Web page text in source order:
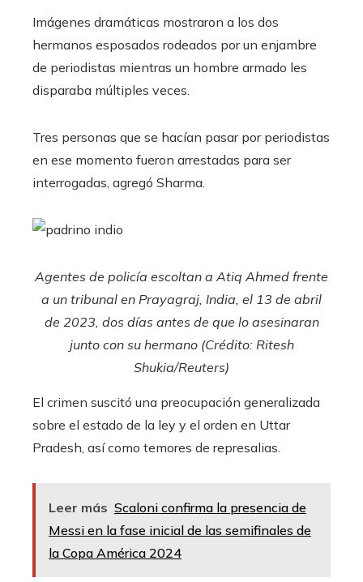
Imágenes dramáticas mostraron a los dos
hermanos esposados ​​rodeados por un enjambre
de periodistas mientras un hombre armado les
disparaba múltiples veces.
Tres personas que se hacían pasar por periodistas
en ese momento fueron arrestadas para ser
interrogadas, agregó Sharma.
Agentes de policía escoltan a Atiq Ahmed frente
a un tribunal en Prayagraj, India, el 13 de abril
de 2023, dos días antes de que lo asesinaran
junto con su hermano (Crédito: Ritesh
Shukia/Reuters)
El crimen suscitó una preocupación generalizada
sobre el estado de la ley y el orden en Uttar
Pradesh, así como temores de represalias.
Leer más Scaloni confirma la presencia de
Messi en la fase inicial de las semifinales de
la Copa América 2024